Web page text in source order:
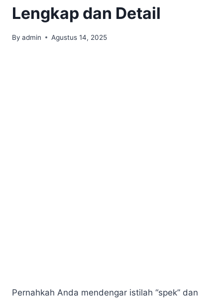
Lengkap dan Detail
By admin Agustus 14, 2025
Pernahkah Anda mendengar istilah “spek” dan